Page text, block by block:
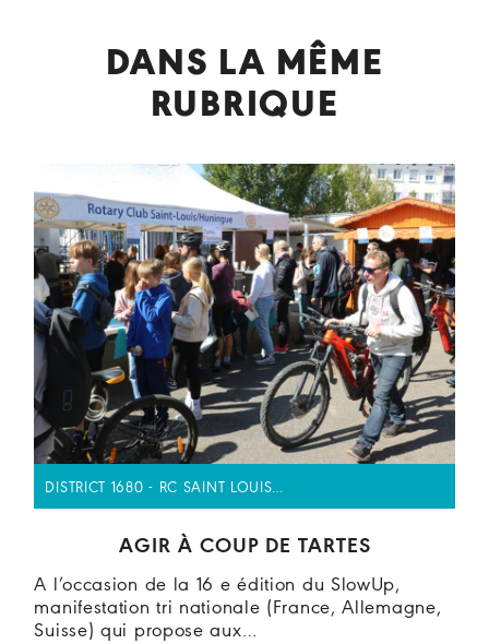
DANS LA MÊME
RUBRIQUE
DISTRICT 1680 - RC SAINT LOUIS…
AGIR À COUP DE TARTES
A l’occasion de la 16 e édition du SlowUp,
manifestation tri nationale (France, Allemagne,
Suisse) qui propose aux…